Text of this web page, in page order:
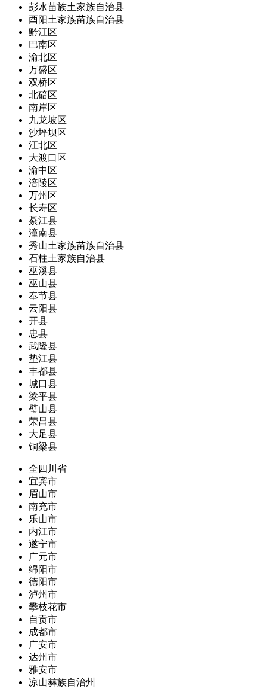
彭水苗族土家族自治县
酉阳土家族苗族自治县
黔江区
巴南区
渝北区
万盛区
双桥区
北碚区
南岸区
九龙坡区
沙坪坝区
江北区
大渡口区
渝中区
涪陵区
万州区
长寿区
綦江县
潼南县
秀山土家族苗族自治县
石柱土家族自治县
巫溪县
巫山县
奉节县
云阳县
开县
忠县
武隆县
垫江县
丰都县
城口县
梁平县
璧山县
荣昌县
大足县
铜梁县
全四川省
宜宾市
眉山市
南充市
乐山市
内江市
遂宁市
广元市
绵阳市
德阳市
泸州市
攀枝花市
自贡市
成都市
广安市
达州市
雅安市
凉山彝族自治州